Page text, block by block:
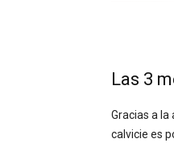
Las 3
Gracias a
calvicie es